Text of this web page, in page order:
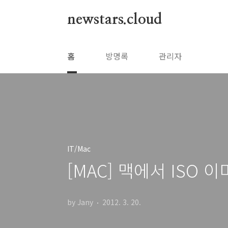
newstars.cloud
홈 방명록 관리자
IT/Mac
[MAC] 맥에서 ISO 이
by Jany 2012. 3. 20.